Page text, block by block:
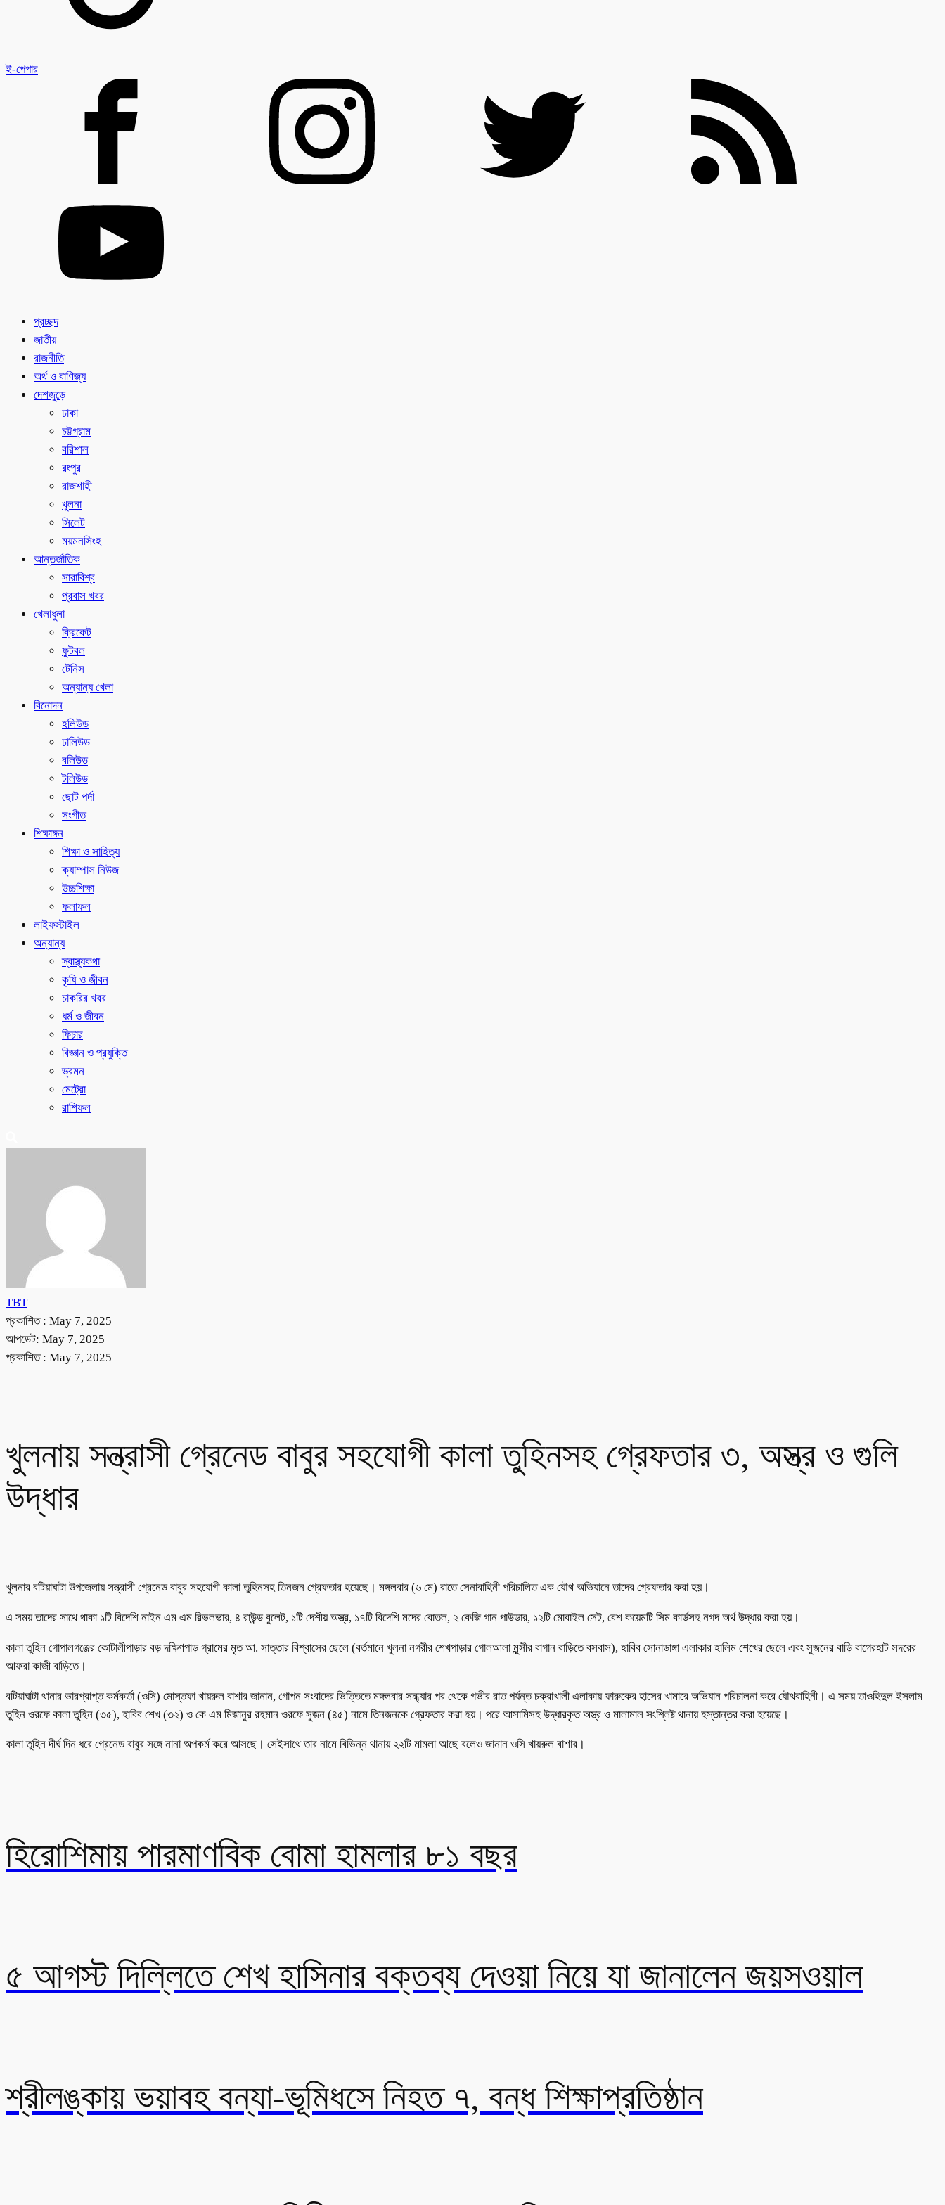
ই-পেপার
প্রচ্ছদ
জাতীয়
রাজনীতি
অর্থ ও বাণিজ্য
দেশজুড়ে
ঢাকা
চট্টগ্রাম
বরিশাল
রংপুর
রাজশাহী
খুলনা
সিলেট
ময়মনসিংহ
আন্তর্জাতিক
সারাবিশ্ব
প্রবাস খবর
খেলাধুলা
ক্রিকেট
ফুটবল
টেনিস
অন্যান্য খেলা
বিনোদন
হলিউড
ঢালিউড
বলিউড
টলিউড
ছোট পর্দা
সংগীত
শিক্ষাঙ্গন
শিক্ষা ও সাহিত্য
ক্যাম্পাস নিউজ
উচ্চশিক্ষা
ফলাফল
লাইফস্টাইল
অন্যান্য
স্বাস্থ্যকথা
কৃষি ও জীবন
চাকরির খবর
ধর্ম ও জীবন
ফিচার
বিজ্ঞান ও প্রযুক্তি
ভ্রমন
মেট্রো
রাশিফল
TBT
প্রকাশিত : May 7, 2025
আপডেট: May 7, 2025
প্রকাশিত : May 7, 2025
খুলনায় সন্ত্রাসী গ্রেনেড বাবুর সহযোগী কালা তুহিনসহ গ্রেফতার ৩, অস্ত্র ও গুলি
উদ্ধার
খুলনার বটিয়াঘাটা উপজেলায় সন্ত্রাসী গ্রেনেড বাবুর সহযোগী কালা তুহিনসহ তিনজন গ্রেফতার হয়েছে। মঙ্গলবার (৬ মে) রাতে সেনাবাহিনী পরিচালিত এক যৌথ অভিযানে তাদের গ্রেফতার করা হয়।
এ সময় তাদের সাথে থাকা ১টি বিদেশি নাইন এম এম রিভলভার, ৪ রাউন্ড বুলেট, ১টি দেশীয় অস্ত্র, ১৭টি বিদেশি মদের বোতল, ২ কেজি গান পাউডার, ১২টি মোবাইল সেট, বেশ কয়েমটি সিম কার্ডসহ নগদ অর্থ উদ্ধার করা হয়।
কালা তুহিন গোপালগঞ্জের কোটালীপাড়ার বড় দক্ষিণপাড় গ্রামের মৃত আ. সাত্তার বিশ্বাসের ছেলে (বর্তমানে খুলনা নগরীর শেখপাড়ার গোলআলা মুন্সীর বাগান বাড়িতে বসবাস), হাবিব সোনাডাঙ্গা এলাকার হালিম শেখের ছেলে এবং সুজনের বাড়ি বাগেরহাট সদরের
আফরা কাজী বাড়িতে।
বটিয়াঘাটা থানার ভারপ্রাপ্ত কর্মকর্তা (ওসি) মোস্তফা খায়রুল বাশার জানান, গোপন সংবাদের ভিত্তিতে মঙ্গলবার সন্ধ্যার পর থেকে গভীর রাত পর্যন্ত চক্রাখালী এলাকায় ফারুকের হাসের খামারে অভিযান পরিচালনা করে যৌথবাহিনী। এ সময় তাওহিদুল ইসলাম
তুহিন ওরফে কালা তুহিন (৩৫), হাবিব শেখ (৩২) ও কে এম মিজানুর রহমান ওরফে সুজন (৪৫) নামে তিনজনকে গ্রেফতার করা হয়। পরে আসামিসহ উদ্ধারকৃত অস্ত্র ও মালামাল সংশ্লিষ্ট থানায় হস্তান্তর করা হয়েছে।
কালা তুহিন দীর্ঘ দিন ধরে গ্রেনেড বাবুর সঙ্গে নানা অপকর্ম করে আসছে। সেইসাথে তার নামে বিভিন্ন থানায় ২২টি মামলা আছে বলেও জানান ওসি খায়রুল বাশার।
হিরোশিমায় পারমাণবিক বোমা হামলার ৮১ বছর
৫ আগস্ট দিল্লিতে শেখ হাসিনার বক্তব্য দেওয়া নিয়ে যা জানালেন জয়সওয়াল
শ্রীলঙ্কায় ভয়াবহ বন্যা-ভূমিধসে নিহত ৭, বন্ধ শিক্ষাপ্রতিষ্ঠান